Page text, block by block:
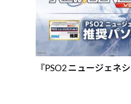
『PSO2 ニュージェネ